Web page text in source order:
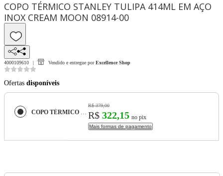
COPO TÉRMICO STANLEY TULIPA 414ML EM AÇO
INOX CREAM MOON 08914-00
4000109610 Vendido e entregue por Excellence Shop
Ofertas disponíveis
COPO TÉRMICO STANLEY TULIPA 414ML EM AÇO INOX CREAM MOON 08914-00
R$ 379,00
R$ 322,15 no pix
Mais formas de pagamento